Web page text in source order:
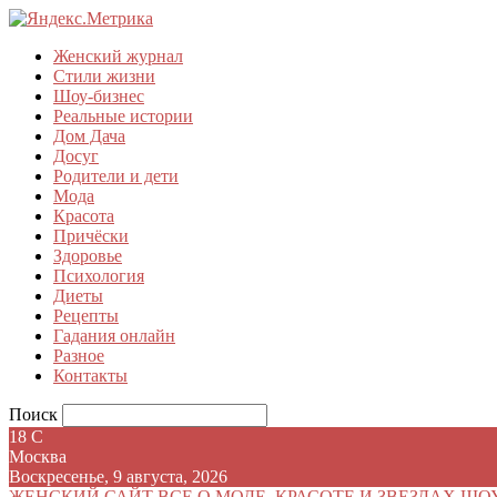
Женский журнал
Стили жизни
Шоу-бизнес
Реальные истории
Дом Дача
Досуг
Родители и дети
Мода
Красота
Причёски
Здоровье
Психология
Диеты
Рецепты
Гадания онлайн
Разное
Контакты
Поиск
18 C
Москва
Воскресенье, 9 августа, 2026